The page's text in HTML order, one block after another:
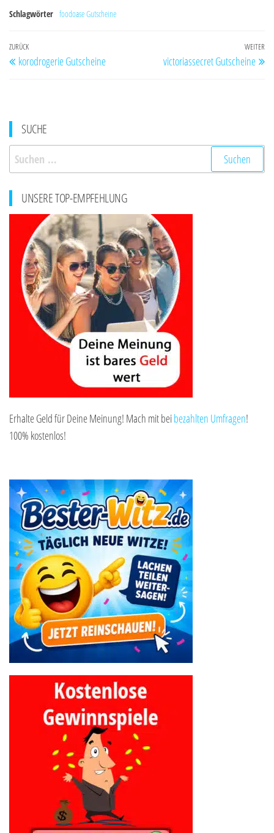
Schlagwörter foodoase Gutscheine
Beitragsnavigation
Vorheriger
Beitrag
ZURÜCK
korodrogerie Gutscheine
WEITER
victoriassecret Gutscheine
SUCHE
Suchen
nach:
UNSERE TOP-EMPFEHLUNG
Erhalte Geld für Deine Meinung! Mach mit beibezahlten Umfragen!
100% kostenlos!